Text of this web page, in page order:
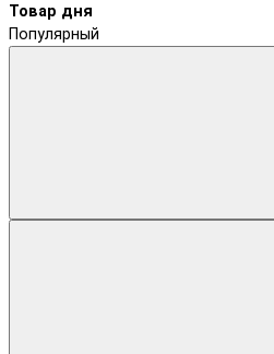
Товар дня
Популярный